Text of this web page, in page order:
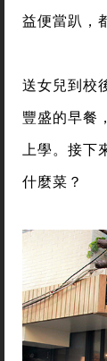
益便當趴，
送女兒到校
豐盛的早餐
上學。接下
什麼菜？